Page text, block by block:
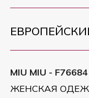
MIU MIU - F76684
ЖЕНСКАЯ